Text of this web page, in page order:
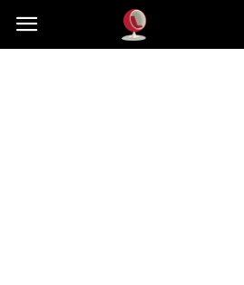
Dekoteria.pl